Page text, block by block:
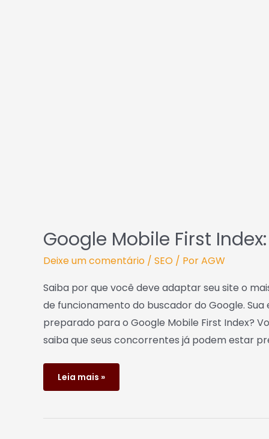
Google Mobile First
Deixe um comentário / SEO / PorAGW
Saiba por que você deve adaptar seu site o
de funcionamento do buscador do Google.
preparado para o Google Mobile First Index?
saiba que seus concorrentes já podem estar
Leia mais »